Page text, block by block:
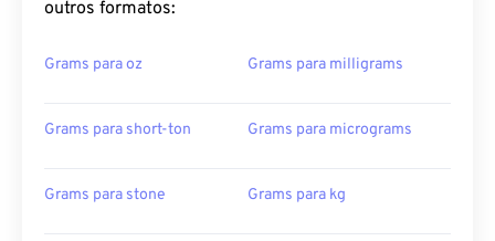
outros formatos:
Grams para oz Grams para milligrams
Grams para short-ton Grams para micrograms
Grams para stone Grams para kg